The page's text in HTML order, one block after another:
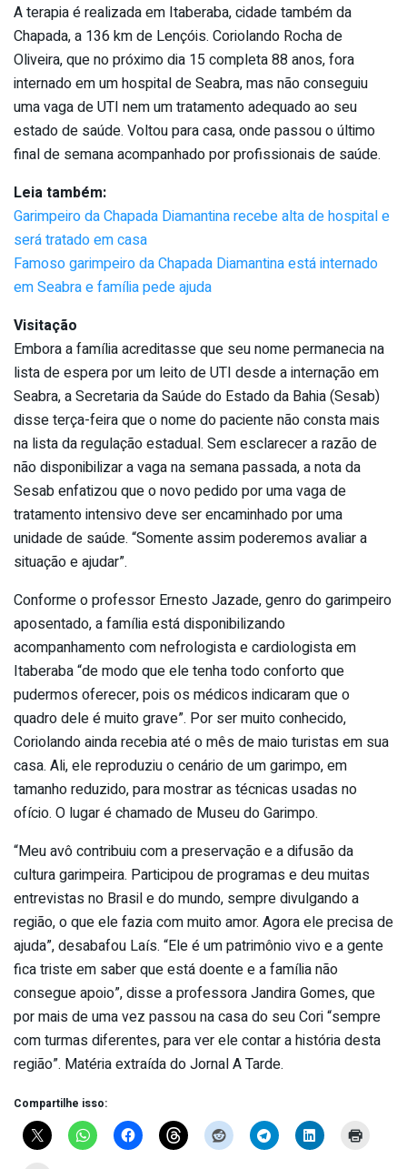
A terapia é realizada em Itaberaba, cidade também da
Chapada, a 136 km de Lençóis. Coriolando Rocha de
Oliveira, que no próximo dia 15 completa 88 anos, fora
internado em um hospital de Seabra, mas não conseguiu
uma vaga de UTI nem um tratamento adequado ao seu
estado de saúde. Voltou para casa, onde passou o último
final de semana acompanhado por profissionais de saúde.
Leia também:
Garimpeiro da Chapada Diamantina recebe alta de hospital e
será tratado em casa
Famoso garimpeiro da Chapada Diamantina está internado
em Seabra e família pede ajuda
Visitação
Embora a família acreditasse que seu nome permanecia na
lista de espera por um leito de UTI desde a internação em
Seabra, a Secretaria da Saúde do Estado da Bahia (Sesab)
disse terça-feira que o nome do paciente não consta mais
na lista da regulação estadual. Sem esclarecer a razão de
não disponibilizar a vaga na semana passada, a nota da
Sesab enfatizou que o novo pedido por uma vaga de
tratamento intensivo deve ser encaminhado por uma
unidade de saúde. “Somente assim poderemos avaliar a
situação e ajudar”.
Conforme o professor Ernesto Jazade, genro do garimpeiro
aposentado, a família está disponibilizando
acompanhamento com nefrologista e cardiologista em
Itaberaba “de modo que ele tenha todo conforto que
pudermos oferecer, pois os médicos indicaram que o
quadro dele é muito grave”. Por ser muito conhecido,
Coriolando ainda recebia até o mês de maio turistas em sua
casa. Ali, ele reproduziu o cenário de um garimpo, em
tamanho reduzido, para mostrar as técnicas usadas no
ofício. O lugar é chamado de Museu do Garimpo.
“Meu avô contribuiu com a preservação e a difusão da
cultura garimpeira. Participou de programas e deu muitas
entrevistas no Brasil e do mundo, sempre divulgando a
região, o que ele fazia com muito amor. Agora ele precisa de
ajuda”, desabafou Laís. “Ele é um patrimônio vivo e a gente
fica triste em saber que está doente e a família não
consegue apoio”, disse a professora Jandira Gomes, que
por mais de uma vez passou na casa do seu Cori “sempre
com turmas diferentes, para ver ele contar a história desta
região”. Matéria extraída do Jornal A Tarde.
Compartilhe isso: